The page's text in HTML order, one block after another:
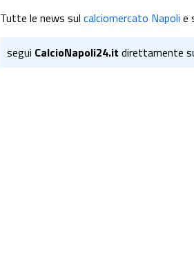
Tutte le news sul calciomercato Napoli e
segui CalcioNapoli24.it direttamente